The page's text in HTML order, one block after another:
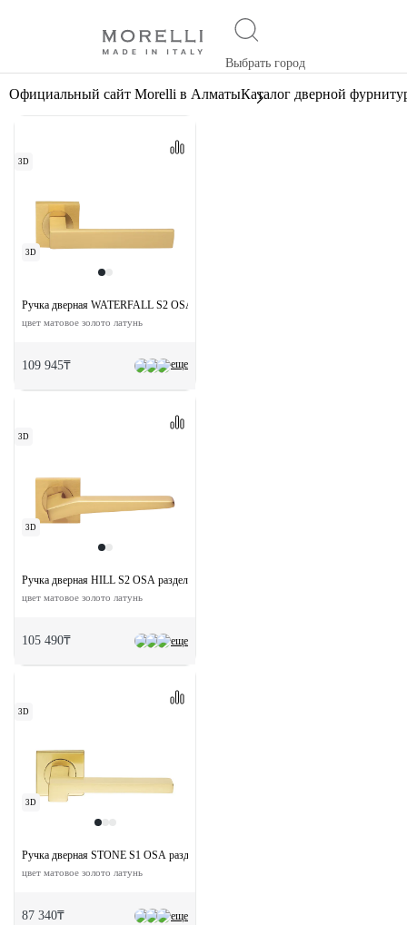
Выбрать город
Официальный сайт Morelli в АлматыКаталог дверной
3D
3D
еще
Ручка дверная WATERFALL S2 OSA раздельная на квадратной розетке
цвет матовое золото латунь
109 945₸
3D
3D
еще
Ручка дверная HILL S2 OSA раздельная на квадратной розетке
цвет матовое золото латунь
105 490₸
3D
3D
еще
Ручка дверная STONE S1 OSA раздельная на круглой розетке
цвет матовое золото латунь
87 340₸